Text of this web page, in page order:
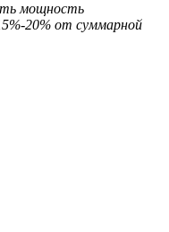
мощность
20% от суммарной